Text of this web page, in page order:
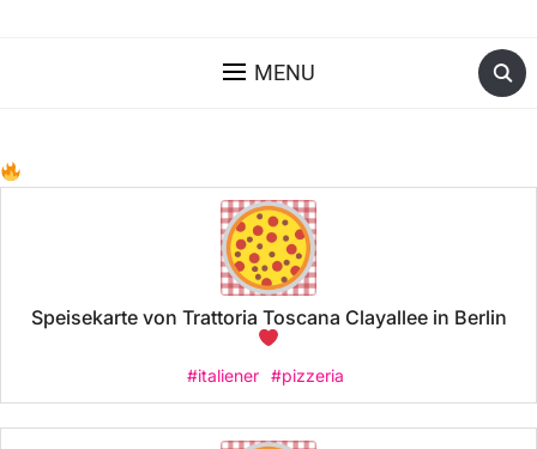
MENU
Speisekarte von Trattoria Toscana Clayallee in Berlin
#italiener #pizzeria